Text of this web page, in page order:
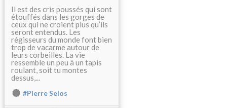
Il est des cris poussés qui sont
étouffés dans les gorges de
ceux qui ne croient plus qu’ils
seront entendus. Les
régisseurs du monde font bien
trop de vacarme autour de
leurs corbeilles. La vie
ressemble un peu à un tapis
roulant, soit tu montes
dessus,...
#Pierre Selos